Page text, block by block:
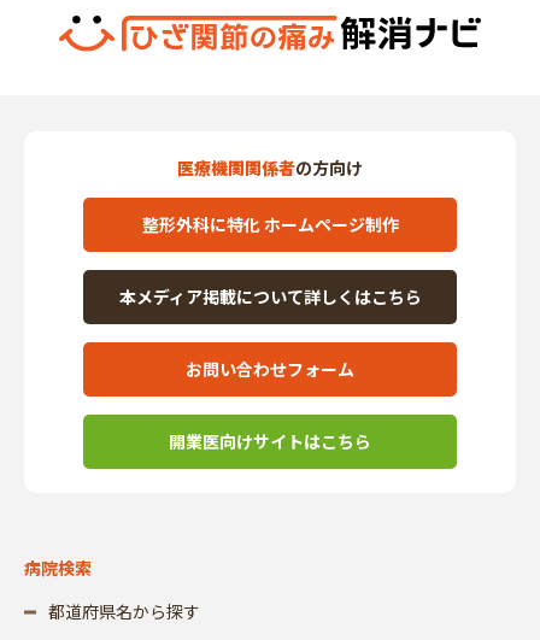
医療機関関係者の方向け
整形外科に特化 ホームページ制作
本メディア掲載について詳しくはこちら
お問い合わせフォーム
開業医向けサイトはこちら
病院検索
都道府県名から探す